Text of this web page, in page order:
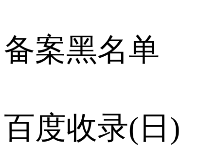
备案黑名单
百度收录(日)